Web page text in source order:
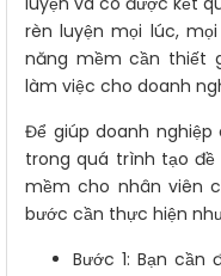
rèn luyện mọi lúc,
năng mềm cần thiết
làm việc cho doanh
Để giúp doanh
trong quá trình tạo
mềm cho nhân viên
bước cần thực hiện
Bước 1: Bạn